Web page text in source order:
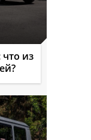
что из